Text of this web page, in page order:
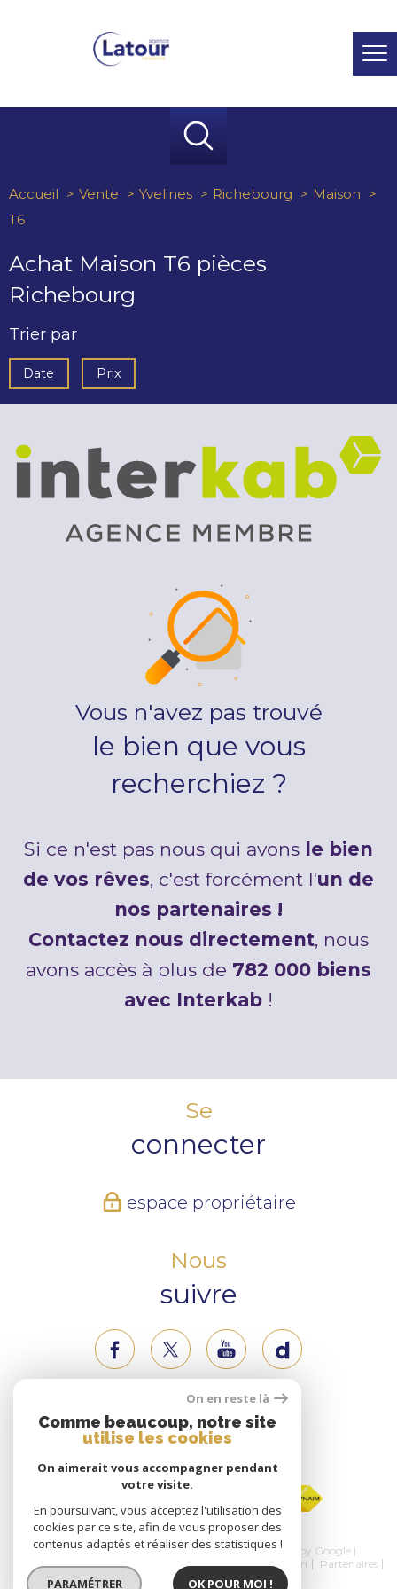
Accueil Vente Yvelines Richebourg
Maison
T6
Achat Maison T6 pièces
Richebourg
Trier par
Date Prix
Vous n'avez pas trouvé
le bien que vous
recherchiez ?
Si ce n'est pas nous qui avons le bien
de vos rêves, c'est forcément l'un de
nos partenaires !
Contactez nous directement, nous
avons accès à plus de 782 000 biens
avec Interkab !
Se
connecter
espace propriétaire
Nous
suivre
Nous
adhérons
© 2026 | Tous droits réservés | Traduction powered by Google |
Nos honoraires
Plan du site Mentions légales Admin
Partenaires
Politique RGPD
Cookies
On en reste là
Comme beaucoup, notre site
utilise les cookies
On aimerait vous accompagner pendant
votre visite.
En poursuivant, vous acceptez l'utilisation des
cookies par ce site, afin de vous proposer des
contenus adaptés et réaliser des statistiques !
PARAMÉTRER OK POUR MOI !